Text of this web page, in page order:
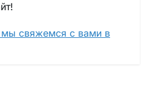
мы свяжемся с вами в